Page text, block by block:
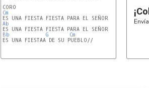
Cm
Ab
Bb
G
Cm
ES UNA FIESTAA DE SU PUEBLO//